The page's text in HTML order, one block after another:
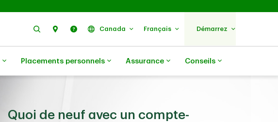
RechercherNous trouver
Aide Canada Français Démarrez
Placements personnels Assurance Conseils
Quoi de neuf avec un compte-